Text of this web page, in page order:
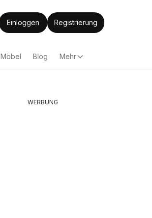
Einloggen Registrierung
Möbel Blog Mehr
WERBUNG